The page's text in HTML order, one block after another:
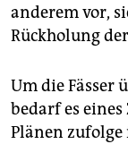
anderem vor,
Rückholung
Um die Fässer
bedarf es
Plänen zufolge